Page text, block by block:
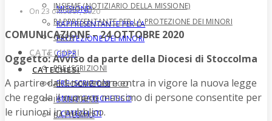
MISSIONE)
RAPPRESENTANTE PER LA
PROTEZIONE DEI MINORI
GDPR
CATECHESI
PRE-ISCRIZIONI
ANNO CATECHETICO
I CATECHISTI
INSIEME (NOTIZIARIO DELLA MISSIONE)
RAPPRESENTANTE PER LA PROTEZIONE DEI MINORI
GDPR
CATECHESI
PRE-ISCRIZIONI
ANNO CATECHETICO
I CATECHISTI
BATTESIMO
On 23 oktober, 2020
COMUNICAZIONE – 24 OTTOBRE 2020
Oggetto: Avviso da parte della Diocesi di Stoccolma
A partire dal 1 novembre entra in vigore la nuova legge
che regola il numero massimo di persone consentite per
le riunioni in pubblico.